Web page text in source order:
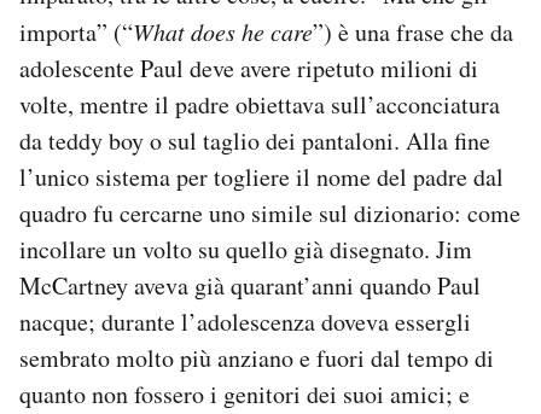
importa” (“What does he care”) è una frase che da
adolescente Paul deve avere ripetuto milioni di
volte, mentre il padre obiettava sull’acconciatura
da teddy boy o sul taglio dei pantaloni. Alla fine
l’unico sistema per togliere il nome del padre dal
quadro fu cercarne uno simile sul dizionario: come
incollare un volto su quello già disegnato. Jim
McCartney aveva già quarant’anni quando Paul
nacque; durante l’adolescenza doveva essergli
sembrato molto più anziano e fuori dal tempo di
quanto non fossero i genitori dei suoi amici; e